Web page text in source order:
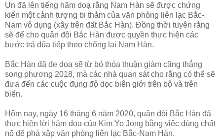
Un đã lên tiếng hăm doạ rằng Nam Hàn sẽ được chứng
kiến một cảnh tượng bi thảm của văn phòng liên lạc Bắc-
Nam vô dụng (xây trên đất Bắc Hàn). Đồng thời tuyên rằng
sẽ để cho quân đội Bắc Hàn được quyền thực hiện các
bước trả đũa tiếp theo chống lại Nam Hàn.
Bắc Hàn đã đe dọa sẽ từ bỏ thỏa thuận giảm căng thẳng
song phương 2018, mà các nhà quan sát cho rằng có thể sẽ
đưa đến các cuộc đụng độ dọc biên giới trên bộ và trên
biển.
Hôm nay, ngày 16 tháng 6 năm 2020, quân đội Bắc Hàn đã
thực hiện lời hăm doạ của Kim Yo Jong bằng việc dùng chất
nổ để phá xập văn phòng liên lạc Bắc-Nam Hàn.